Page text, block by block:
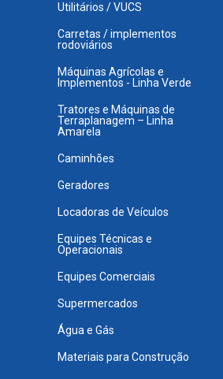
Utilitários / VUCS
Carretas / implementos
rodoviários
Máquinas Agrícolas e
Implementos - Linha Verde
Tratores e Máquinas de
Terraplanagem – Linha
Amarela
Caminhões
Geradores
Locadoras de Veículos
Equipes Técnicas e
Operacionais
Equipes Comerciais
Supermercados
Água e Gás
Materiais para Construção